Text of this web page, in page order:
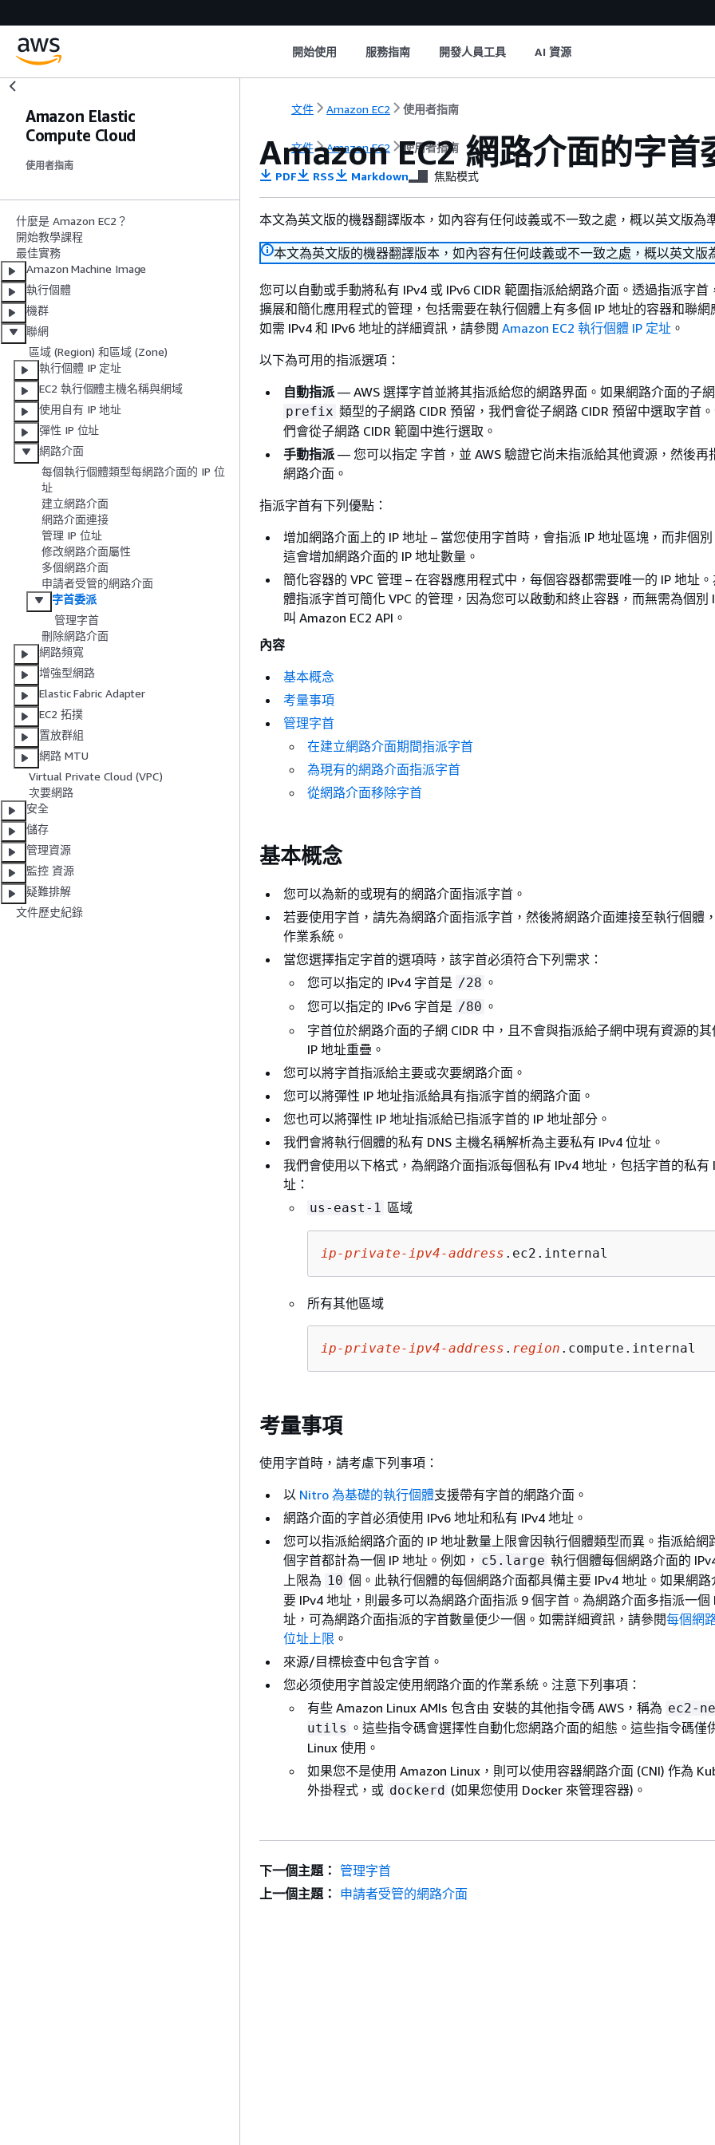
開始使用 服務指南 開發人員工具 AI 資源
Amazon Elastic
Compute Cloud
使用者指南
什麼是 Amazon EC2？
開始教學課程
最佳實務
Amazon Machine Image
執行個體
機群
聯網
區域 (Region) 和區域 (Zone)
執行個體 IP 定址
EC2 執行個體主機名稱與網域
使用自有 IP 地址
彈性 IP 位址
網路介面
每個執行個體類型每網路介面的 IP 位
址
建立網路介面
網路介面連接
管理 IP 位址
修改網路介面屬性
多個網路介面
申請者受管的網路介面
字首委派
管理字首
刪除網路介面
網路頻寬
增強型網路
Elastic Fabric Adapter
EC2 拓撲
置放群組
網路 MTU
Virtual Private Cloud (VPC)
次要網路
安全
儲存
管理資源
監控 資源
疑難排解
文件歷史紀錄
文件 Amazon EC2 使用者指南
文件 Amazon EC2 使用者指南
Amazon EC2 網路介面的字首
PDF RSS Markdown 焦點模式
本文為英文版的機器翻譯版本，如內容有任何歧義或不一致之處，概以英文版為
本文為英文版的機器翻譯版本，如內容有任何歧義或不一致之處，概以英文版
您可以自動或手動將私有 IPv4 或 IPv6 CIDR 範圍指派給網路介面。透過指派字首
擴展和簡化應用程式的管理，包括需要在執行個體上有多個 IP 地址的容器和聯網
如需 IPv4 和 IPv6 地址的詳細資訊，請參閱 Amazon EC2 執行個體 IP 定址 。
以下為可用的指派選項：
自動指派 — AWS 選擇字首並將其指派給您的網路界面。如果網路介面的子
prefix 類型的子網路 CIDR 預留，我們會從子網路 CIDR 預留中選取字首
們會從子網路 CIDR 範圍中進行選取。
手動指派 — 您可以指定 字首，並 AWS 驗證它尚未指派給其他資源，然後再
網路介面。
指派字首有下列優點：
增加網路介面上的 IP 地址 – 當您使用字首時，會指派 IP 地址區塊，而非個
這會增加網路介面的 IP 地址數量。
簡化容器的 VPC 管理 – 在容器應用程式中，每個容器都需要唯一的 IP 地址
體指派字首可簡化 VPC 的管理，因為您可以啟動和終止容器，而無需為個別
叫 Amazon EC2 API。
內容
基本概念
考量事項
管理字首
在建立網路介面期間指派字首
為現有的網路介面指派字首
從網路介面移除字首
基本概念
您可以為新的或現有的網路介面指派字首。
若要使用字首，請先為網路介面指派字首，然後將網路介面連接至執行個體
作業系統。
當您選擇指定字首的選項時，該字首必須符合下列需求：
您可以指定的 IPv4 字首是 /28 。
您可以指定的 IPv6 字首是 /80 。
字首位於網路介面的子網 CIDR 中，且不會與指派給子網中現有資源的
IP 地址重疊。
您可以將字首指派給主要或次要網路介面。
您可以將彈性 IP 地址指派給具有指派字首的網路介面。
您也可以將彈性 IP 地址指派給已指派字首的 IP 地址部分。
我們會將執行個體的私有 DNS 主機名稱解析為主要私有 IPv4 位址。
我們會使用以下格式，為網路介面指派每個私有 IPv4 地址，包括字首的私有
址：
us-east-1 區域
ip-private-ipv4-address .ec2.internal
所有其他區域
ip-private-ipv4-address . region .compute.internal
考量事項
使用字首時，請考慮下列事項：
以 Nitro 為基礎的執行個體支援帶有字首的網路介面。
網路介面的字首必須使用 IPv6 地址和私有 IPv4 地址。
您可以指派給網路介面的 IP 地址數量上限會因執行個體類型而異。指派給網
個字首都計為一個 IP 地址。例如， c5.large 執行個體每個網路介面的
上限為 10 個。此執行個體的每個網路介面都具備主要 IPv4 地址。如果網
要 IPv4 地址，則最多可以為網路介面指派 9 個字首。為網路介面多指派一個
址，可為網路介面指派的字首數量便少一個。如需詳細資訊，請參閱每個網
位址上限 。
來源/目標檢查中包含字首。
您必须使用字首設定使用網路介面的作業系統。注意下列事項：
有些 Amazon Linux AMIs 包含由 安裝的其他指令碼 AWS，稱為 ec2-
utils 。這些指令碼會選擇性自動化您網路介面的組態。這些指令碼僅
Linux 使用。
如果您不是使用 Amazon Linux，則可以使用容器網路介面 (CNI) 作為
外掛程式，或 dockerd (如果您使用 Docker 來管理容器)。
下一個主題： 管理字首
上一個主題： 申請者受管的網路介面